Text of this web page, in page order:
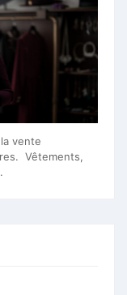
vente
Vêtements,